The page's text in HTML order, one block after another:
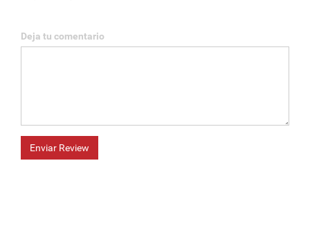
Deja tu comentario
Enviar Review